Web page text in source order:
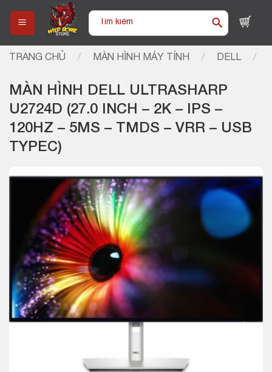
content
Tìm
TRANG CHỦ / MÀN HÌNH MÁY TÍNH / DELL /
MÀN HÌNH DELL ULTRASHARP
U2724D (27.0 INCH – 2K – IPS –
120HZ – 5MS – TMDS – VRR – USB
TYPEC)